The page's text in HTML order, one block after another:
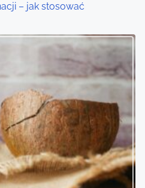
– jak stosować